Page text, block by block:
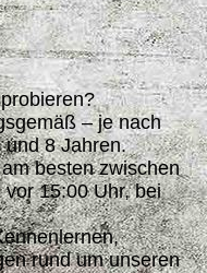
– je nach
und 8 Jahren.
besten zwischen
15:00 Uhr, bei
rund um unseren